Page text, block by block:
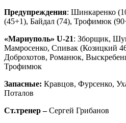
Предупреждения: Шинкаренко
(45+1), Байдал (74), Трофимюк
«Мариуполь» U-21: Зборщик,
Мамросенко, Спивак (Козицкий
Доброхотов, Романюк,
Трофимюк
Запасные: Кравцов, Фурсенко,
Поталов
Ст.тренер –Сергей Грибанов